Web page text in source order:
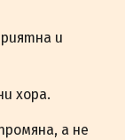
и
хора.
а не